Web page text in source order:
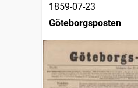
1859-07-23
Göteborgsposten